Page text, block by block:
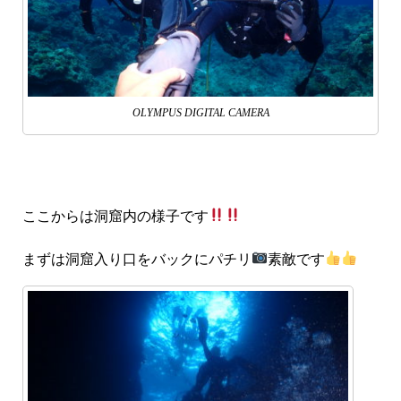
OLYMPUS DIGITAL CAMERA
ここからは洞窟内の様子です
まずは洞窟入り口をバックにパチリ 素敵です